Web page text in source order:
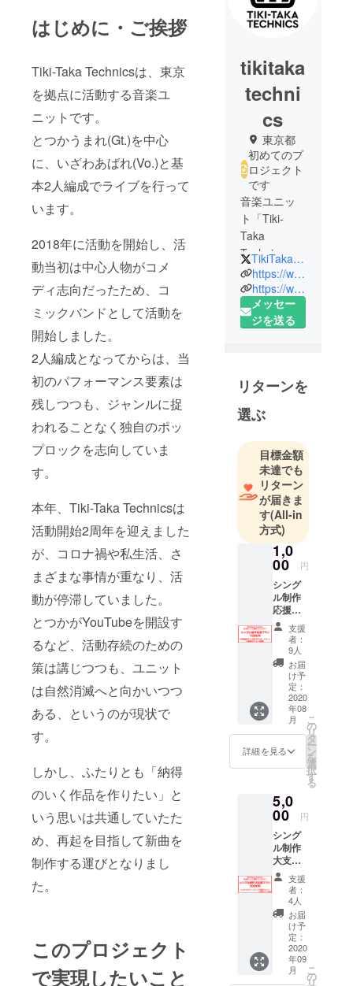
はじめに・ご挨拶
Tiki-Taka Technicsは、東京
を拠点に活動する音楽ユ
ニットです。
とつかうまれ(Gt.)を中心
に、いざわあばれ(Vo.)と基
本2人編成でライブを行って
います。
2018年に活動を開始し、活
動当初は中心人物がコメ
ディ志向だったため、コ
ミックバンドとして活動を
開始しました。
2人編成となってからは、当
初のパフォーマンス要素は
残しつつも、ジャンルに捉
われることなく独自のポッ
プロックを志向していま
す。
本年、Tiki-Taka Technicsは
活動開始2周年を迎えました
が、コロナ禍や私生活、さ
まざまな事情が重なり、活
動が停滞していました。
とつかがYouTubeを開設す
るなど、活動存続のための
策は講じつつも、ユニット
は自然消滅へと向かいつつ
ある、というのが現状で
す。
しかし、ふたりとも「納得
のいく作品を作りたい」と
いう思いは共通していたた
め、再起を目指して新曲を
制作する運びとなりまし
た。
このプロジェクト
で実現したいこと
tikitaka
techni
cs
東京都
初めてのプ
ロジェクト
です
音楽ユニッ
ト「Tiki-
Taka
Technics」
です。
TikiTakaTe9ni9s
https://www.youtube.com/channel/UC1G40YjdPjb3vFTG95TbgJQ
https://www.facebook.com/tikitakatechnics2017/
メッセー
ジを送る
リターンを
選ぶ
目標金額
未達でも
リターン
が届きま
す(All-in
方式)
1,0
00 円
シング
ル制作
応援プ
ラン！
シング
ル制作
を応援
するプ
ランで
す。 ご
支援金
は今夏
リリー
ス予定
の2ndシ
ングル
資金に
させて
いただ
きま
す。 ☆
特典1
【感謝
のメッ
セージ
動画】
Tiki-
Taka
Technic
sから感
謝の気
支援
者：
9人
お届
け予
定：
2020
年08
月
詳細を見る
こ
の
リ
タ
ー
ン
を
選
択
す
る
5,0
00 円
シング
ル制作
大支援
プラ
ン！(限
定Tシャ
ツ付)
Tiki-
Taka
Technic
sの熱い
サポー
支援
者：
4人
お届
け予
定：
2020
年09
月
こ
の
リ